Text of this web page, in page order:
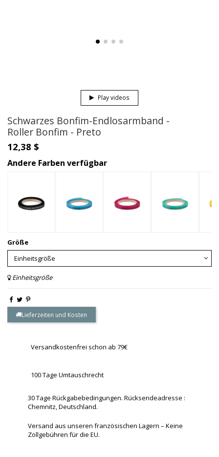
Play videos
Schwarzes Bonfim-Endlosarmband -
Roller Bonfim - Preto
12,38 $
Andere Farben verfügbar
Größe
Einheitsgröße
Lieferzeiten und Kosten
Versandkostenfrei schon ab 79€
100 Tage Umtauschrecht
30 Tage Rückgabebedingungen. Rücksendeadresse :
Chemnitz, Deutschland.
Versand aus unseren französischen Lagern – Keine
Zollgebühren für die EU.